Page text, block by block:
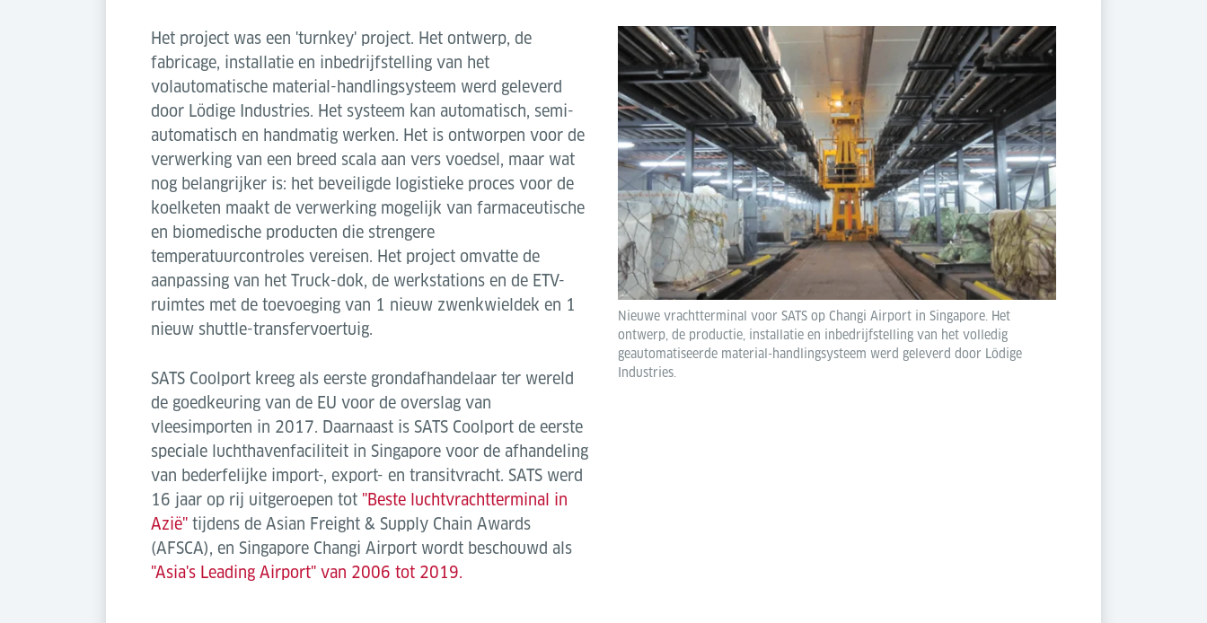
Het project was een 'turnkey' project. Het ontwerp, de
fabricage, installatie en inbedrijfstelling van het
volautomatische material-handlingsysteem werd geleverd
door Lödige Industries. Het systeem kan automatisch, semi-
automatisch en handmatig werken. Het is ontworpen voor de
verwerking van een breed scala aan vers voedsel, maar wat
nog belangrijker is: het beveiligde logistieke proces voor de
koelketen maakt de verwerking mogelijk van farmaceutische
en biomedische producten die strengere
temperatuurcontroles vereisen. Het project omvatte de
aanpassing van het Truck-dok, de werkstations en de ETV-
ruimtes met de toevoeging van 1 nieuw zwenkwieldek en 1
nieuw shuttle-transfervoertuig.
SATS Coolport kreeg als eerste grondafhandelaar ter wereld
de goedkeuring van de EU voor de overslag van
vleesimporten in 2017. Daarnaast is SATS Coolport de eerste
speciale luchthavenfaciliteit in Singapore voor de afhandeling
van bederfelijke import-, export- en transitvracht. SATS werd
16 jaar op rij uitgeroepen tot "Beste luchtvrachtterminal in
Azië" tijdens de Asian Freight & Supply Chain Awards
(AFSCA), en Singapore Changi Airport wordt beschouwd als
"Asia's Leading Airport" van 2006 tot 2019.
Nieuwe vrachtterminal voor SATS op Changi Airport in Singapore. Het
ontwerp, de productie, installatie en inbedrijfstelling van het volledig
geautomatiseerde material-handlingsysteem werd geleverd door Lödige
Industries.